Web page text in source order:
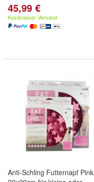
45,99 €
Kostenloser Versand
Anti-Schling Futternapf Pink